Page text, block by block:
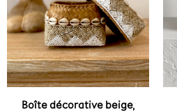
Boîte décorative beige,